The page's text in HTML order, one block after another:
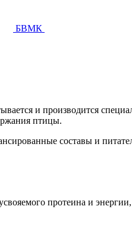
БВМК
и производится
птицы.
составы и
протеина и